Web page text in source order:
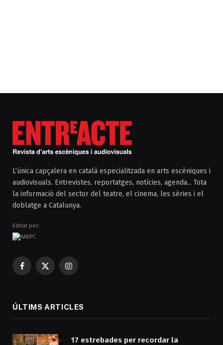
L’única capçalera en català especialitzada en arts escèniques i
audiovisuals. Entrevistes, reportatges, notícies, agenda... Tota
la informació del sector del teatre, el cinema, les sèries i el
doblatge a Catalunya.
Editat per:
Facebook
X
Instagram
ÚLTIMS ARTICLES
17 estrebades per recordar la